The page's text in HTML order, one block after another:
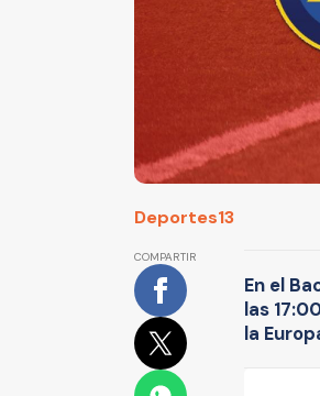
Deportes13
COMPARTIR
En el
las
la